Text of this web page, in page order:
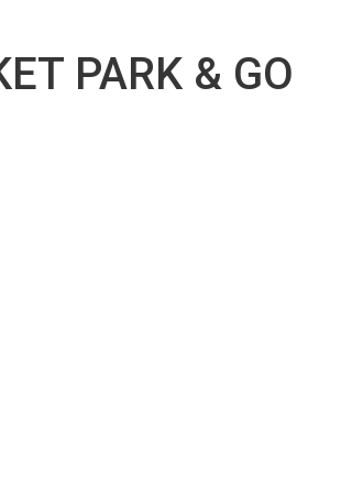
PARK & GO